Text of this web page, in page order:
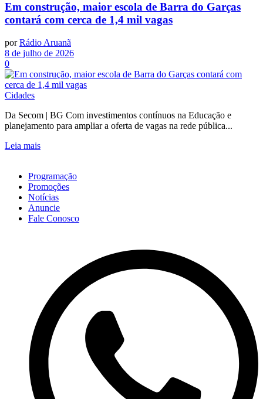
Em construção, maior escola de Barra do Garças
contará com cerca de 1,4 mil vagas
por Rádio Aruanã
8 de julho de 2026
0
Cidades
Da Secom | BG Com investimentos contínuos na Educação e
planejamento para ampliar a oferta de vagas na rede pública...
Leia mais
Programação
Promoções
Notícias
Anuncie
Fale Conosco